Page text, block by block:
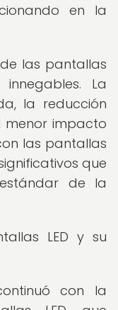
en la
las pantallas
La
la reducción
menor impacto
las pantallas
que
de la
LED y su
con la